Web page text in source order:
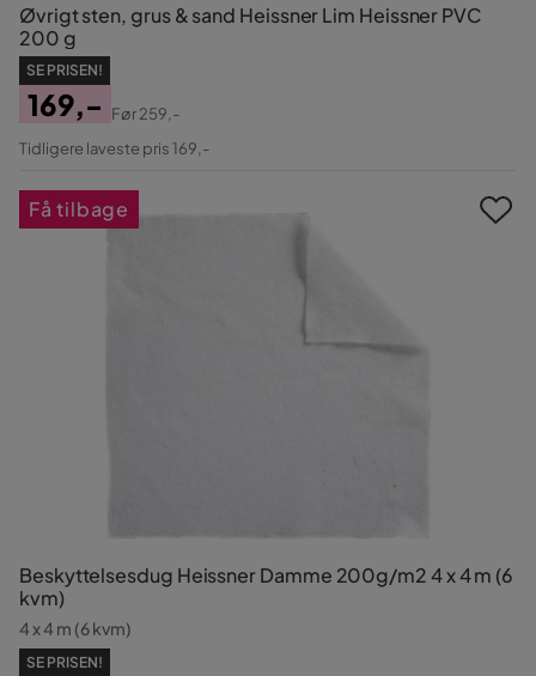
Øvrigt sten, grus & sand Heissner Lim Heissner PVC
200 g
SE PRISEN!
Pris
169,-
Original
Før259,-
Tidligere laveste pris 169,-
Beskyttelsesdug Heissner Damme 200g/m2 4 x 4 m (6
kvm)
4 x 4 m (6 kvm)
SE PRISEN!
Få tilbage